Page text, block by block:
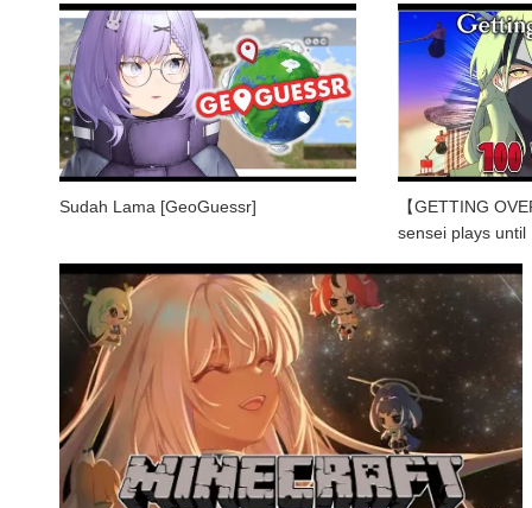
Sudah Lama [GeoGuessr]
【GETTING
sensei plays